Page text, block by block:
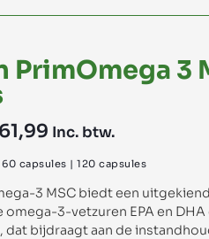
PrimOmega 3
61,99 Inc. btw.
capsules | 120 capsules
3 MSC biedt een
omega-3-vetzuren EPA en DHA
bijdraagt aan de